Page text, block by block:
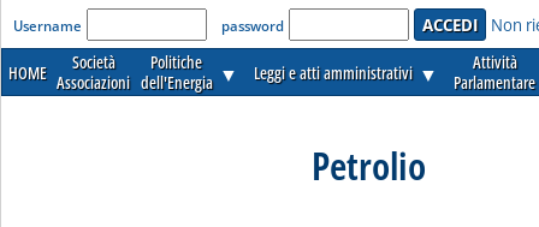
'Modulo Login per accedere'
Username password Non
HOME
Società
Associazioni
Politiche
dell'Energia ▼ Leggi e atti amministrativi ▼
Attività
Parlamentare
Petrolio